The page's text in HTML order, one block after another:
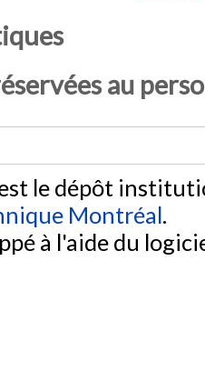
au
le dépôt
Montréal.
à l'aide du